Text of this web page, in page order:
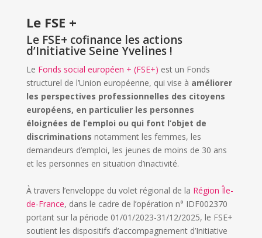
Le FSE +
Le FSE+ cofinance les actions
d’Initiative Seine Yvelines !
Le Fonds social européen + (FSE+) est un Fonds
structurel de l’Union européenne, qui vise à améliorer
les perspectives professionnelles des citoyens
européens, en particulier les personnes
éloignées de l’emploi ou qui font l’objet de
discriminations notamment les femmes, les
demandeurs d’emploi, les jeunes de moins de 30 ans
et les personnes en situation d’inactivité.
À travers l’enveloppe du volet régional de la Région Île-
de-France, dans le cadre de l’opération n° IDF002370
portant sur la période 01/01/2023-31/12/2025, le FSE+
soutient les dispositifs d’accompagnement d’Initiative